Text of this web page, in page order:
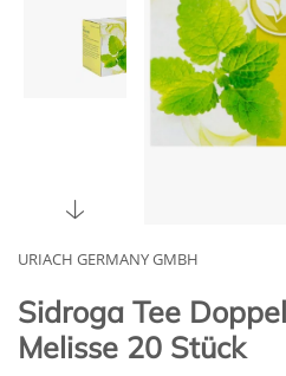
URIACH GERMANY GMBH
Sidroga Tee
Melisse 20 Stück